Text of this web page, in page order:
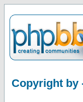
Copyright by